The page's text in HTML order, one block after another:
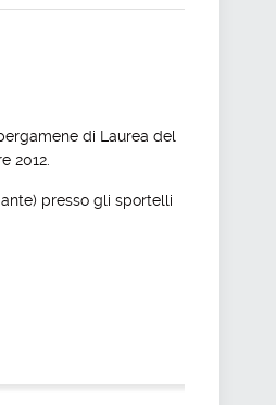
di Laurea del
2012.
presso gli sportelli